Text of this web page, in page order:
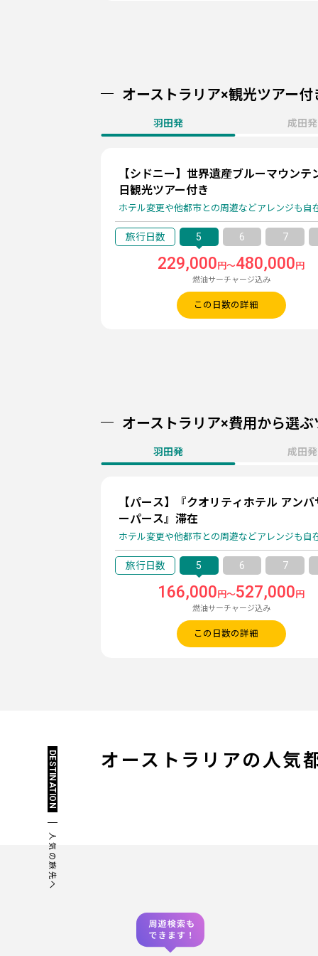
オーストラリア×観光ツアー付
羽田発 成田発
【シドニー】世界遺産ブルーマウンテ
日観光ツアー付き
ホテル変更や他都市との周遊などアレンジも自
5 6 7
229,000 円～480,000 円
燃油サーチャージ込み
この日数の詳細
オーストラリア×費用から選ぶ
羽田発 成田発
【パース】『クオリティホテル アンバ
ーパース』滞在
ホテル変更や他都市との周遊などアレンジも自
5 6 7
166,000 円～527,000 円
燃油サーチャージ込み
この日数の詳細
オーストラリアの人気
DESTINATION
人気の旅先へ
シドニー ケアンズ